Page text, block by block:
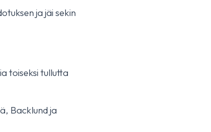
ja jäi sekin
toiseksi tullutta
Backlund ja